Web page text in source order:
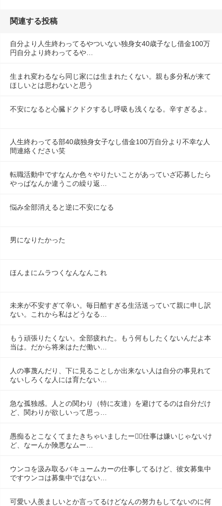
関連する投稿
自分より人生終わってるやついない独身女40歳子なし借金100万
円自分より終わってるや…
生まれ変わるなら同じ家には生まれたくない。親も多分私が来て
ほしいとは思わないと思う
不安になると心臓ドクドクするし呼吸も浅くなる。辛すぎるよ。
人生終わってる部40歳独身女子なし借金100万自分より不幸な人
間連絡ください笑
転職活動中ですなんか色々やりたいことがあっていざ応募したら
やっぱなんか違うこの繰り返…
悩み全部消えると逆に不安になる
男になりたかった
ほんまにムラつくなんなんこれ
未来が不安すぎて辛い。毎日酷すぎる生活送っていて親に申し訳
ない。これから私はどうなる…
もう頑張りたくない。全部疲れた。もう何もしたくないんだよ本
当は。だから将来はただ働い…
人の事蔑んだり、下に見ることしか出来ない人は自分の事見れて
ないしろくな人には育たない…
急な孤独感。人との関わり（特に友達）を避けてるのは自分だけ
ど、関わりが欲しいって思っ…
愚痴るとこなくてまたきちゃいましたー😮‍💨仕事は嫌いじゃないけ
ど、なーんか険悪なムー…
ウンコを汲み取るバキュームカーの仕事してるけど、彼女募集中
ですウンコは募集中ではない…
可愛い人羨ましいとか言ってるけどなんの努力もしてないのに何